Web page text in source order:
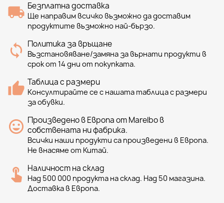
Безплатна доставка
Ще направим всичко възможно да доставим
продуктите възможно най-бързо.
Политика за връщане
Възстановяване/замяна за върнати продукти в
срок от 14 дни от покупката.
Таблица с размери
Консултирайте се с нашата таблица с размери
за обувки.
Произведено в Европа от Marelbo в
собствената ни фабрика.
Всички наши продукти са произведени в Европа.
Не внасяме от Китай.
Наличност на склад
Над 500 000 продукта на склад. Над 50 магазина.
Доставка в Европа.